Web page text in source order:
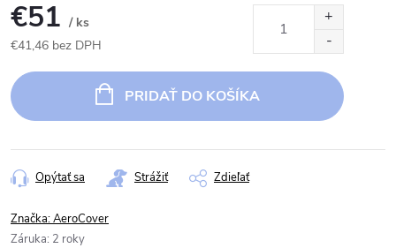
€51 / ks
€41,46 bez DPH
cena:
PRIDAŤ DO KOŠÍKA
Opýtať sa Strážiť Zdieľať
Značka:AeroCover
Záruka: 2 roky